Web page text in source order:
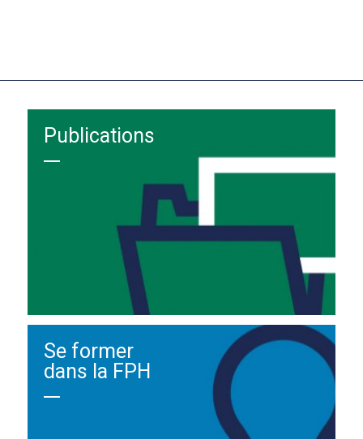
Publications
Se former
dans la FPH